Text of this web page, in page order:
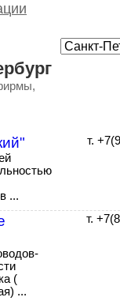
...
т.
(
...
т.